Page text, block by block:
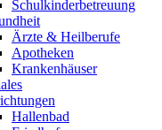
Schulkinderbetreuung
Ärzte & Heilberufe
Apotheken
Krankenhäuser
Hallenbad